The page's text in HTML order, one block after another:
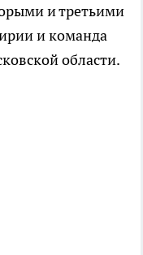
и третьими
и команда
области.